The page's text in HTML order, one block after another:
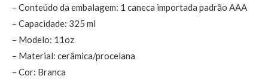
– Conteúdo da embalagem: 1 caneca importada padrão AAA
– Capacidade: 325 ml
– Modelo: 11oz
– Material: cerâmica/procelana
– Cor: Branca